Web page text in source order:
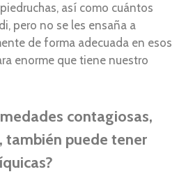
así como cuántos
pero no se les ensaña a
de forma adecuada en esos
enorme que tiene nuestro
contagiosas,
también puede tener